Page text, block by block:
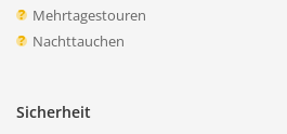
Mehrtagestouren
Nachttauchen
Sicherheit